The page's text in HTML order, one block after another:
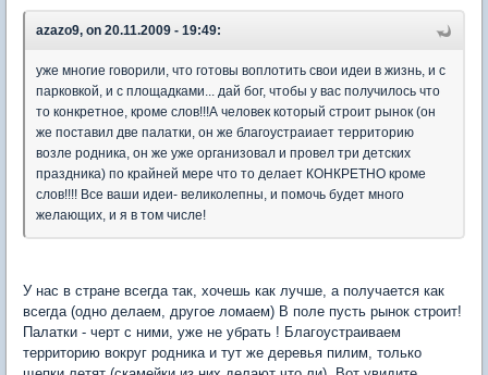
azazo9, on 20.11.2009 - 19:49:
уже многие говорили, что готовы воплотить свои идеи в жизнь, и с
парковкой, и с площадками... дай бог, чтобы у вас получилось что
то конкретное, кроме слов!!!А человек который строит рынок (он
же поставил две палатки, он же благоустраиает территорию
возле родника, он же уже организовал и провел три детских
праздника) по крайней мере что то делает КОНКРЕТНО кроме
слов!!!! Все ваши идеи- великолепны, и помочь будет много
желающих, и я в том числе!
У нас в стране всегда так, хочешь как лучше, а получается как
всегда (одно делаем, другое ломаем) В поле пусть рынок строит!
Палатки - черт с ними, уже не убрать ! Благоустраиваем
территорию вокруг родника и тут же деревья пилим, только